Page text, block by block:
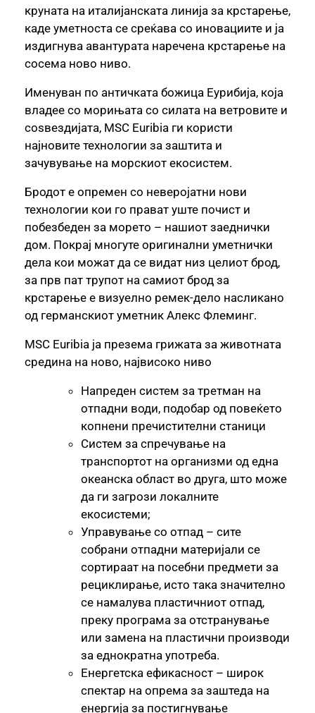
круната на италијанската линија за крстарење,
каде уметноста се среќава со иновациите и ја
издигнува авантурата наречена крстарење на
сосема ново ниво.
Именуван по античката божица Еурибија, која
владее со морињата со силата на ветровите и
соѕвездијата, MSC Euribia ги користи
најновите технологии за заштита и
зачувување на морскиот екосистем.
Бродот е опремен со неверојатни нови
технологии кои го прават уште почист и
побезбеден за морето – нашиот заеднички
дом. Покрај многуте оригинални уметнички
дела кои можат да се видат низ целиот брод,
за прв пат трупот на самиот брод за
крстарење е визуелно ремек-дело насликано
од германскиот уметник Алекс Флеминг.
MSC Euribia ја презема грижата за животната
средина на ново, највисоко ниво
Напреден систем за третман на
отпадни води, подобар од повеќето
копнени пречистителни станици
Систем за спречување на
транспортот на организми од една
океанска област во друга, што може
да ги загрози локалните
екосистеми;
Управување со отпад – сите
собрани отпадни материјали се
сортираат на посебни предмети за
рециклирање, исто така значително
се намалува пластичниот отпад,
преку програма за отстранување
или замена на пластични производи
за еднократна употреба.
Енергетска ефикасност – широк
спектар на опрема за заштеда на
енергија за постигнување